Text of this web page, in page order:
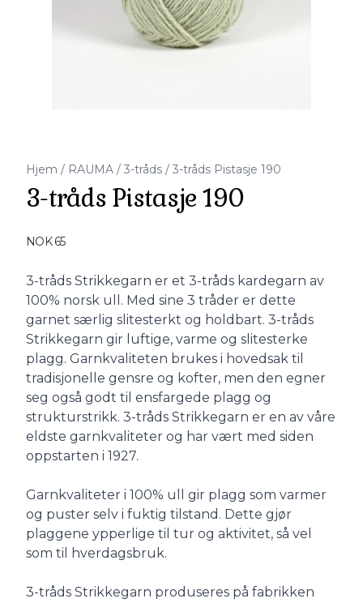
Hjem / RAUMA / 3-tråds / 3-tråds Pistasje 190
3-tråds Pistasje 190
NOK 65
Description
3-tråds Strikkegarn er et 3-tråds kardegarn av
100% norsk ull. Med sine 3 tråder er dette
garnet særlig slitesterkt og holdbart. 3-tråds
Strikkegarn gir luftige, varme og slitesterke
plagg. Garnkvaliteten brukes i hovedsak til
tradisjonelle gensre og kofter, men den egner
seg også godt til ensfargede plagg og
strukturstrikk. 3-tråds Strikkegarn er en av våre
eldste garnkvaliteter og har vært med siden
oppstarten i 1927.
Garnkvaliteter i 100% ull gir plagg som varmer
og puster selv i fuktig tilstand. Dette gjør
plaggene ypperlige til tur og aktivitet, så vel
som til hverdagsbruk.
3-tråds Strikkegarn produseres på fabrikken